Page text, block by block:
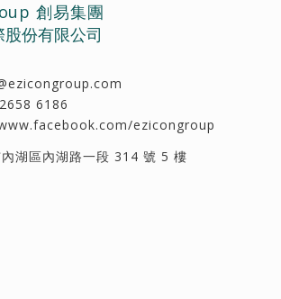
創易集團
份有限公司
6186
ezicongroup
湖區內湖路一段 314 號 5 樓